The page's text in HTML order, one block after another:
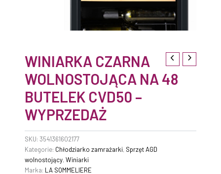
WINIARKA CZARNA
WOLNOSTOJĄCA NA 48
BUTELEK CVD50 –
WYPRZEDAŻ
SKU: 3541361602177
Kategorie: Chłodziarko zamrażarki, Sprzęt AGD
wolnostojący,Winiarki
Marka: LA SOMMELIERE